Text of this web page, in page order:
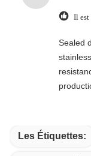
Il
Sealed
Les Étiquettes: